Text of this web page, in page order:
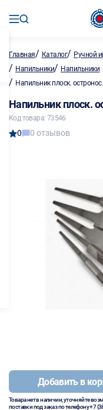
Главная/ Каталог/ Ручной
/ Напильники/ Напильники
/ Напильник плоск.
Напильник плоск.
Код товара: 73546
0 0 отзывов
Добавить в
Товара нет в наличии, уточняйте
поставки под заказ по телефону+7